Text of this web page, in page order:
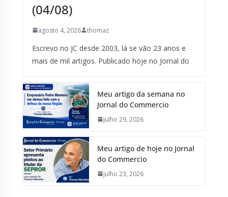
(04/08)
agosto 4, 2026 thomaz
Escrevo no JC desde 2003, lá se vão 23 anos e
mais de mil artigos. Publicado hoje no Jornal do
Meu artigo da semana no
Jornal do Commercio
julho 29, 2026
Meu artigo de hoje no Jornal
do Commercio
julho 23, 2026